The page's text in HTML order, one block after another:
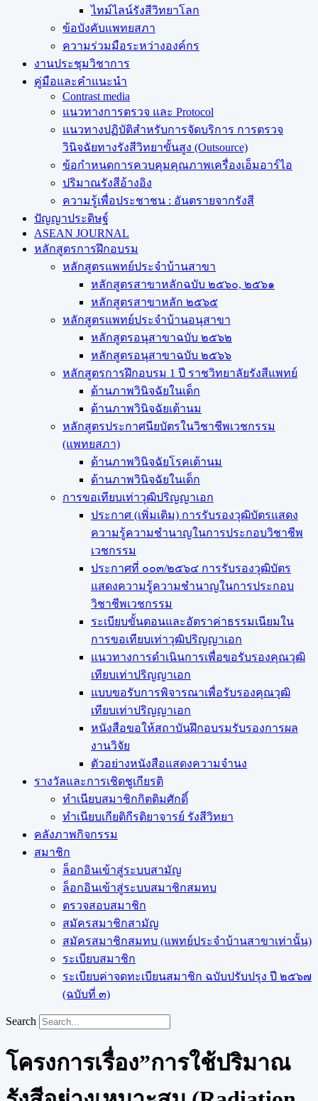
ไทม์ไลน์รังสีวิทยาโลก
ข้อบังคับแพทยสภา
ความร่วมมือระหว่างองค์กร
งานประชุมวิชาการ
คู่มือและคำแนะนำ
Contrast media
แนวทางการตรวจ และ Protocol
แนวทางปฏิบัติสำหรับการจัดบริการ การตรวจ
วินิจฉัยทางรังสีวิทยาขั้นสูง (Outsource)
ข้อกำหนดการควบคุมคุณภาพเครื่องเอ็มอาร์ไอ
ปริมาณรังสีอ้างอิง
ความรู้เพื่อประชาชน : อันตรายจากรังสี
ปัญญาประดิษฐ์
ASEAN JOURNAL
หลักสูตรการฝึกอบรม
หลักสูตรแพทย์ประจำบ้านสาขา
หลักสูตรสาขาหลักฉบับ ๒๕๖๐, ๒๕๖๑
หลักสูตรสาขาหลัก ๒๕๖๕
หลักสูตรแพทย์ประจำบ้านอนุสาขา
หลักสูตรอนุสาขาฉบับ ๒๕๖๒
หลักสูตรอนุสาขาฉบับ ๒๕๖๖
หลักสูตรการฝึกอบรม 1 ปี ราชวิทยาลัยรังสีแพทย์
ด้านภาพวินิจฉัยในเด็ก
ด้านภาพวินิจฉัยเต้านม
หลักสูตรประกาศนียบัตรในวิชาชีพเวชกรรม
(แพทยสภา)
ด้านภาพวินิจฉัยโรคเต้านม
ด้านภาพวินิจฉัยในเด็ก
การขอเทียบเท่า​วุฒิปริญญา​เอก
ประกาศ (เพิ่มเติม) การรับรองวุฒิบัตรแสดง
ความรู้ความชำนาญในการประกอบวิชาชีพ
เวชกรรม
ประกาศที่ ๐๐๓/๒๕๖๔ การรับรองวุฒิบัตร
แสดงความรู้ความชำนาญในการประกอบ
วิชาชีพเวชกรรม
ระเบียบขั้นตอนและอัตราค่าธรรมเนียมใน
การขอเทียบเท่าวุฒิปริญญาเอก
แนวทางการดำเนินการเพื่อขอรับรองคุณวุฒิ
เทียบเท่าปริญญาเอก
แบบขอรับการพิจารณาเพื่อรับรองคุณวุฒิ
เทียบเท่าปริญญาเอก
หนังสือขอให้สถาบันฝึกอบรมรับรองการผล
งานวิจัย
ตัวอย่างหนังสือแสดงความจำนง
รางวัลและการเชิดชูเกียรติ
ทำเนียบสมาชิกกิตติมศักดิ์
ทำเนียบเกียติกีรติยาจารย์ รังสีวิทยา
คลังภาพกิจกรรม
สมาชิก
ล็อกอินเข้าสู่ระบบสามัญ
ล็อกอินเข้าสู่ระบบสมาชิกสมทบ
ตรวจสอบสมาชิก
สมัครสมาชิกสามัญ
สมัครสมาชิกสมทบ (แพทย์ประจำบ้านสาขาเท่านั้น)
ระเบียบสมาชิก
ระเบียบค่าจดทะเบียนสมาชิก ฉบับปรับปรุง ปี ๒๕๖๗
(ฉบับที่ ๓)
Search
โครงการเรื่อง”การใช้ปริมาณ